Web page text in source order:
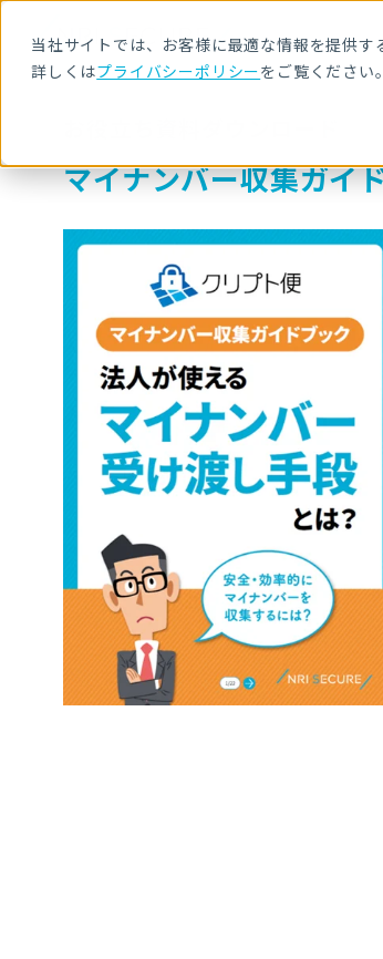
当社サイトでは、お客様に最適な情報を提供
詳しくはプライバシーポリシーをご覧ください
マイナンバー収集ガイ